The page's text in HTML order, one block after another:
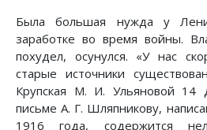
Была большая нужда у
заработке во время войны.
похудел, осунулся. «У нас
старые источники
Крупская М. И. Ульяновой 14
письме А. Г. Шляпникову,
1916 года, содержится